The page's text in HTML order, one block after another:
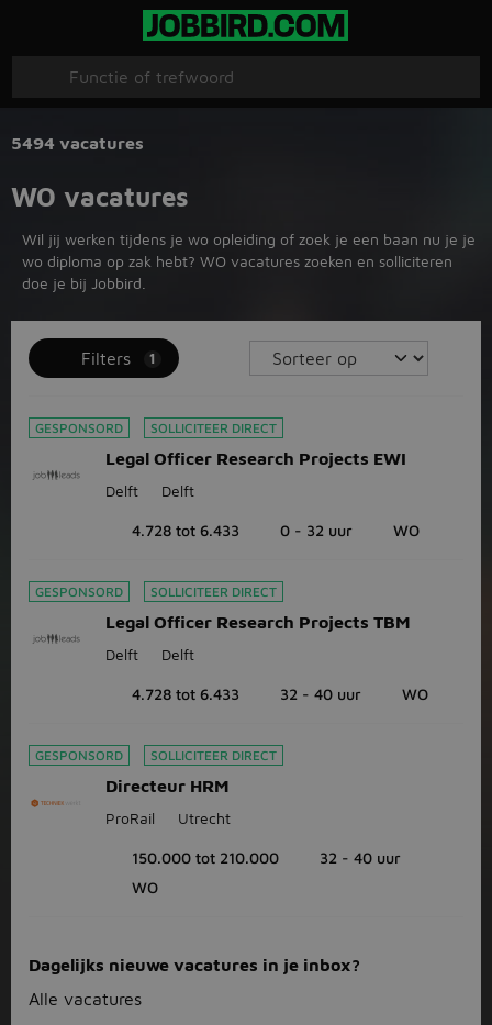
5494 vacatures
WO vacatures
Wil jij werken tijdens je wo opleiding of zoek je een baan nu je je
wo diploma op zak hebt? WO vacatures zoeken en solliciteren
doe je bij Jobbird.
Filters 1
GESPONSORD SOLLICITEER DIRECT
Legal Officer Research Projects EWI
Delft Delft
4.728 tot 6.433 0 - 32 uur WO
GESPONSORD SOLLICITEER DIRECT
Legal Officer Research Projects TBM
Delft Delft
4.728 tot 6.433 32 - 40 uur WO
GESPONSORD SOLLICITEER DIRECT
Directeur HRM
ProRail Utrecht
150.000 tot 210.000
32 - 40 uur
WO
Dagelijks nieuwe vacatures in je inbox?
Alle vacatures